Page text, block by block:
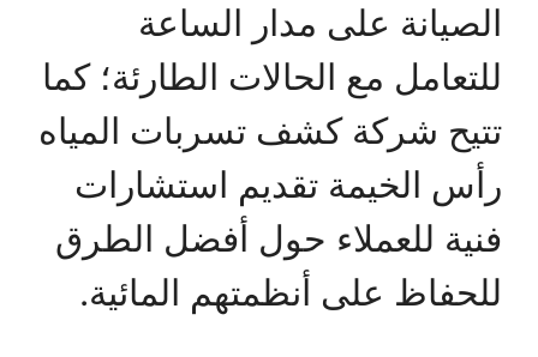
الصيانة على مدار الساعة
للتعامل مع الحالات الطارئة؛ كما
تتيح شركة كشف تسربات المياه
رأس الخيمة تقديم استشارات
فنية للعملاء حول أفضل الطرق
للحفاظ على أنظمتهم المائية.